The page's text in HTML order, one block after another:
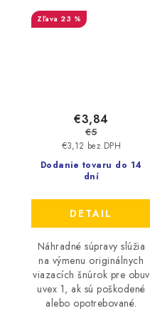
23 %
Dodanie tovaru do 14
dní
€3,12 bez DPH
€3,84
€5
DETAIL
Náhradné súpravy slúžia
na výmenu originálnych
viazacích šnúrok pre obuv
uvex 1, ak sú poškodené
alebo opotrebované.